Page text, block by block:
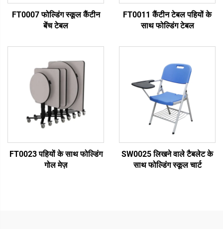
FT0007 फोल्डिंग स्कूल कैंटीन
बेंच टेबल
FT0011 कैंटीन टेबल पहियों के
साथ फोल्डिंग टेबल
FT0023 पहियों के साथ फोल्डिंग
गोल मेज़
SW0025 लिखने वाले टैबलेट के
साथ फोल्डिंग स्कूल चार्ट